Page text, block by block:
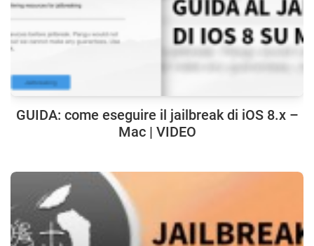
GUIDA: come eseguire il jailbreak di iOS 8.x –
Mac | VIDEO